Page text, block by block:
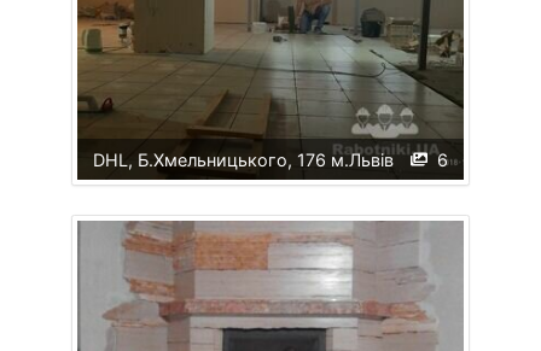
6
DHL, Б.Хмельницького, 176 м.Львів